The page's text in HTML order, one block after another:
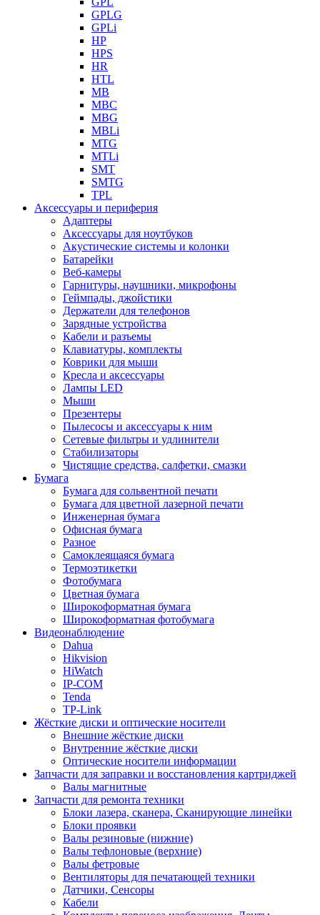
GPLG
GPLi
HP
HPS
HR
HTL
MB
MBC
MBG
MBLi
MTG
MTLi
SMT
SMTG
TPL
Аксессуары и периферия
Адаптеры
Аксессуары для ноутбуков
Акустические системы и колонки
Батарейки
Веб-камеры
Гарнитуры, наушники, микрофоны
Геймпады, джойстики
Держатели для телефонов
Зарядные устройства
Кабели и разъемы
Клавиатуры, комплекты
Коврики для мыши
Кресла и аксессуары
Лампы LED
Мыши
Презентеры
Пылесосы и аксессуары к ним
Сетевые фильтры и удлинители
Стабилизаторы
Чистящие средства, салфетки, смазки
Бумага
Бумага для сольвентной печати
Бумага для цветной лазерной печати
Инженерная бумага
Офисная бумага
Разное
Самоклеящаяся бумага
Термоэтикетки
Фотобумага
Цветная бумага
Широкоформатная бумага
Широкоформатная фотобумага
Видеонаблюдение
Dahua
Hikvision
HiWatch
IP-COM
Tenda
TP-Link
Жёсткие диски и оптические носители
Внешние жёсткие диски
Внутренние жёсткие диски
Оптические носители информации
Запчасти для заправки и восстановления картриджей
Валы магнитные
Запчасти для ремонта техники
Блоки лазера, сканера, Сканирующие линейки
Блоки проявки
Валы резиновые (нижние)
Валы тефлоновые (верхние)
Валы фетровые
Вентиляторы для печатающей техники
Датчики, Сенсоры
Кабели